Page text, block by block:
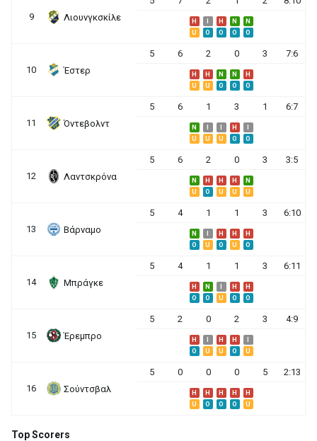
9 Λιουνγκσκίλε H H N
N
U
O O O O
10 Έστερ
5 6 2 0 3 7:6
H H N N
H
U
U O O O
11 Όντεβολντ
5 6 1 3 1 6:7
N H
U
U U O O
12 Λαντσκρόνα
5 6 2 0 3 3:5
N H H H
N
U
O U U U
13 Βάρναμο
5 4 1 1 3 6:10
N H H
H
O
U O U O
14 Μπράγκε
5 4 1 1 3 6:11
H N H
H
O
O U O O
15 Έρεμπρο
5 2 0 2 3 4:9
H H H
O
U U O U
16 Σούντσβαλ
5 0 0 0 5 2:13
H H H H
H
U
O O O U
Top Scorers